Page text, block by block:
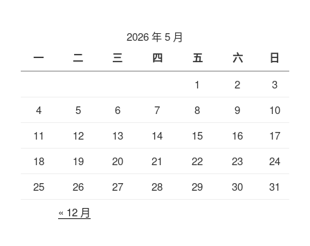
2026 年 5 月
一 二 三 四 五 六 日
1 2
3
4
5 6 7 8 9
10
11
12 13 14 15 16
17
18
19 20 21 22 23
24
25
26 27 28 29 30
31
« 12 月